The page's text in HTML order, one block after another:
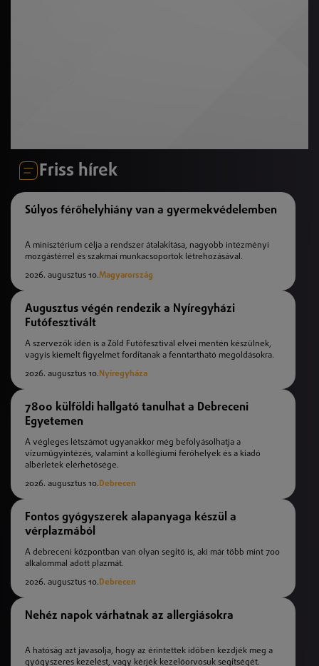
Friss hírek
Súlyos férőhelyhiány van a gyermekvédelemben
A minisztérium célja a rendszer átalakítása, nagyobb intézményi
mozgástérrel és szakmai munkacsoportok létrehozásával.
2026. augusztus 10.Magyarország
Augusztus végén rendezik a Nyíregyházi
Futófesztivált
A szervezők idén is a Zöld Futófesztivál elvei mentén készülnek,
vagyis kiemelt figyelmet fordítanak a fenntartható megoldásokra.
2026. augusztus 10. Nyíregyháza
7800 külföldi hallgató tanulhat a Debreceni
Egyetemen
A végleges létszámot ugyanakkor még befolyásolhatja a
vízumügyintézés, valamint a kollégiumi férőhelyek és a kiadó
albérletek elérhetősége.
2026. augusztus 10.Debrecen
Fontos gyógyszerek alapanyaga készül a
vérplazmából
A debreceni központban van olyan segítő is, aki már több mint 700
alkalommal adott plazmát.
2026. augusztus 10.Debrecen
Nehéz napok várhatnak az allergiásokra
A hatóság azt javasolja, hogy az érintettek időben kezdjék meg a
gyógyszeres kezelést, vagy kérjék kezelőorvosuk segítségét.